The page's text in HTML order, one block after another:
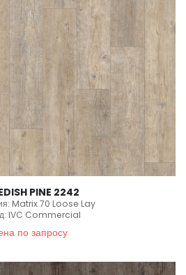
PINE 2242
Matrix 70 Loose Lay
IVC Commercial
по запросу